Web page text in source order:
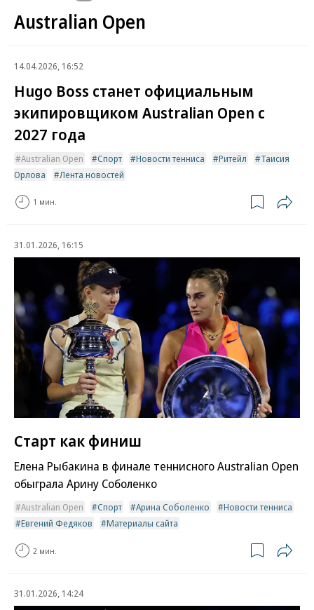
Australian Open
14.04.2026, 16:52
Hugo Boss станет официальным
экипировщиком Australian Open с
2027 года
Australian Open Спорт Новости тенниса Ритейл
Таисия
Орлова
Лента новостей
1 мин.
31.01.2026, 16:15
Старт как финиш
Елена Рыбакина в финале теннисного Australian Open
обыграла Арину Соболенко
Australian Open Спорт Арина Соболенко
Новости тенниса
Евгений Федяков
Материалы сайта
2 мин.
31.01.2026, 14:24